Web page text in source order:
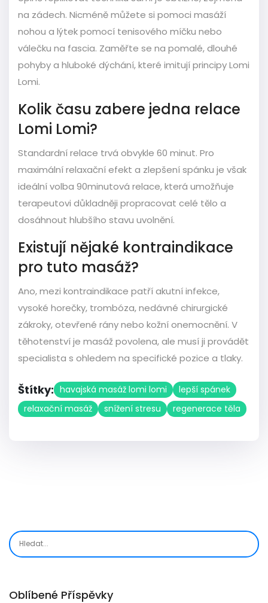
na zádech. Nicméně můžete si pomoci masáží
nohou a lýtek pomocí tenisového míčku nebo
válečku na fascia. Zaměřte se na pomalé, dlouhé
pohyby a hluboké dýchání, které imitují principy Lomi
Lomi.
Kolik času zabere jedna relace
Lomi Lomi?
Standardní relace trvá obvykle 60 minut. Pro
maximální relaxační efekt a zlepšení spánku je však
ideální volba 90minutová relace, která umožňuje
terapeutovi důkladněji propracovat celé tělo a
dosáhnout hlubšího stavu uvolnění.
Existují nějaké kontraindikace
pro tuto masáž?
Ano, mezi kontraindikace patří akutní infekce,
vysoké horečky, trombóza, nedávné chirurgické
zákroky, otevřené rány nebo kožní onemocnění. V
těhotenství je masáž povolena, ale musí ji provádět
specialista s ohledem na specifické pozice a tlaky.
Štítky: havajská masáž lomi lomi
lepší spánek
relaxační masáž
snížení stresu regenerace těla
Oblíbené Příspěvky